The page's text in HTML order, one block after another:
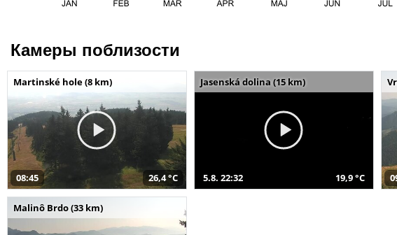
Камеры поблизости
Martinské hole (8 km)
08:45 26,4 °C
Jasenská dolina (15 km)
5.8. 22:32 19,9 °C
Malinô Brdo (33 km)